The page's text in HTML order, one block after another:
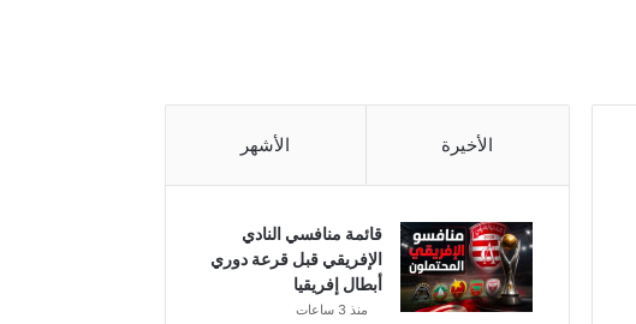
الأخيرة الأشهر
قائمة منافسي النادي
الإفريقي قبل قرعة دوري
أبطال إفريقيا
منذ 3 ساعات